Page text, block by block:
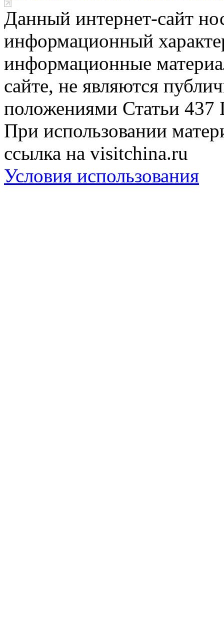
Данный интернет-сайт
информационный
информационные
сайте, не являются
положениями Статьи 437
При использовании
ссылка на visitchina.ru
Условия использования